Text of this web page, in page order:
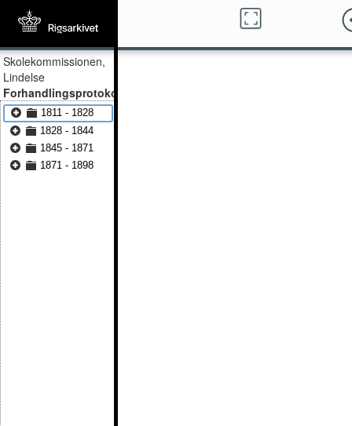
Skolekommissionen,
Lindelse
Forhandlingsprotokol
1811 - 1828
1828 - 1844
1845 - 1871
1871 - 1898